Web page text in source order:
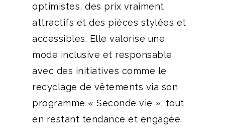
optimistes, des prix vraiment
attractifs et des pièces stylées et
accessibles. Elle valorise une
mode inclusive et responsable
avec des initiatives comme le
recyclage de vêtements via son
programme « Seconde vie », tout
en restant tendance et engagée.